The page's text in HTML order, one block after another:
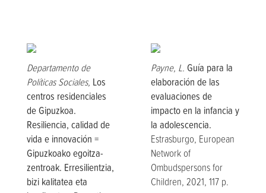
Departamento de
Políticas Sociales, Los
centros residenciales
de Gipuzkoa.
Resiliencia, calidad de
vida e innovación =
Gipuzkoako egoitza-
zentroak. Erresilientzia,
bizi kalitatea eta
Payne, L.Guía para la
elaboración de las
evaluaciones de
impacto en la infancia y
la adolescencia.
Estrasburgo, European
Network of
Ombudspersons for
Children, 2021, 117 p.